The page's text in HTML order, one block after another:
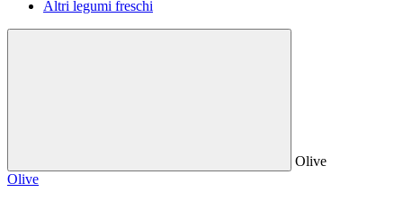
Altri legumi freschi
Olive
Olive